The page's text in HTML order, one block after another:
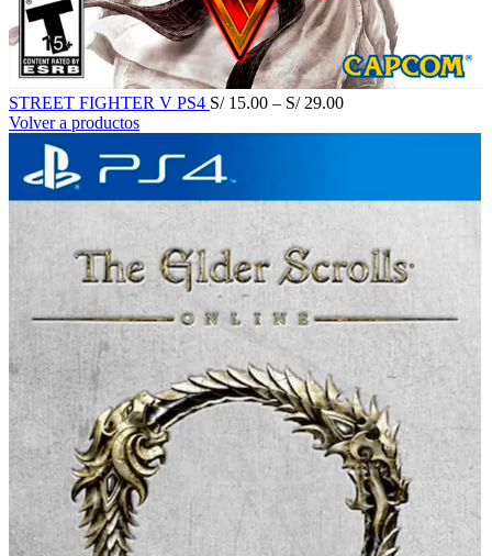
STREET FIGHTER V PS4 S/15.00 – S/29.00
Volver a productos